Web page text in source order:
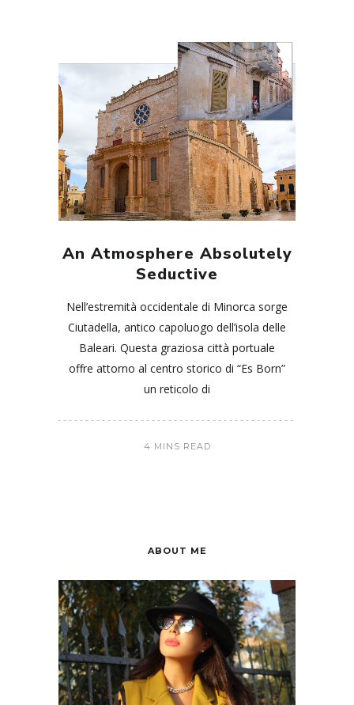
An Atmosphere Absolutely
Seductive
Nell’estremità occidentale di Minorca sorge
Ciutadella, antico capoluogo dell’isola delle
Baleari. Questa graziosa città portuale
offre attorno al centro storico di “Es Born”
un reticolo di
4 MINS READ
ABOUT ME